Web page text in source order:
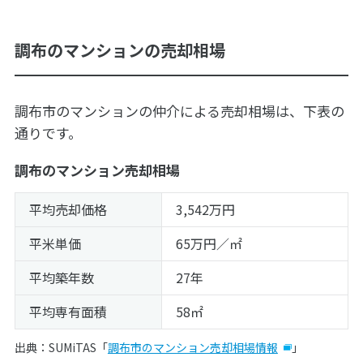
調布のマンションの売却相場
調布市のマンションの仲介による売却相場は、下表の
通りです。
調布のマンション売却相場
平均売却価格
3,542万円
平米単価
65万円／㎡
平均築年数
27年
平均専有面積
58㎡
出典：SUMiTAS「調布市のマンション売却相場情報 」